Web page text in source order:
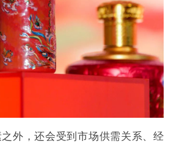
外，还会受到市场供需关系、经